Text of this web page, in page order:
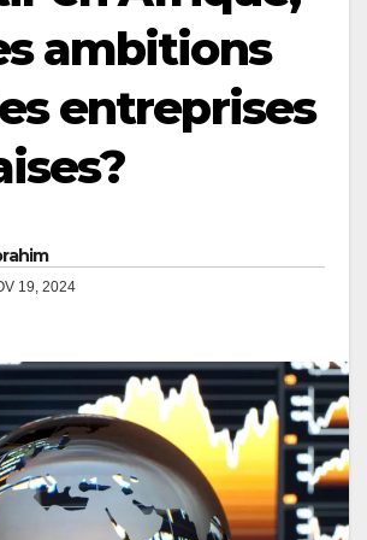
ambitions
entreprises
19, 2024